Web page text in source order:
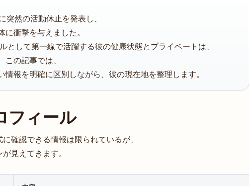
然の活動休止を発表し、
衝撃を与えました。
として第一線で活躍する彼の健康状態とプライベートは、
の記事では、
報を明確に区別しながら、彼の現在地を整理します。
フィール
確認できる情報は限られているが、
見えてきます。